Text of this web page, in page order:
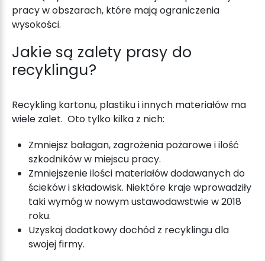
pracy w obszarach, które mają ograniczenia
wysokości.
Jakie są zalety prasy do
recyklingu?
Recykling kartonu, plastiku i innych materiałów ma
wiele zalet. Oto tylko kilka z nich:
Zmniejsz bałagan, zagrożenia pożarowe i ilość
szkodników w miejscu pracy.
Zmniejszenie ilości materiałów dodawanych do
ścieków i składowisk. Niektóre kraje wprowadziły
taki wymóg w nowym ustawodawstwie w 2018
roku.
Uzyskaj dodatkowy dochód z recyklingu dla
swojej firmy.